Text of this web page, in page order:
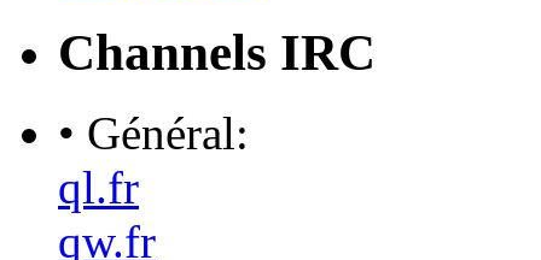
Channels IRC
• Général:
ql.fr
qw.fr